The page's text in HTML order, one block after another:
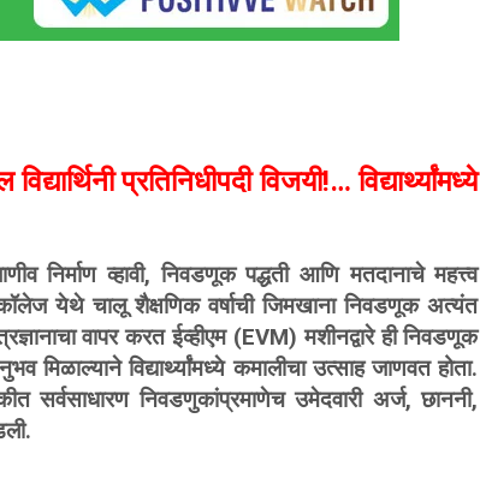
प्रतिनिधीपदी विजयी!… विद्यार्थ्यांमध्ये
निर्माण व्हावी, निवडणूक पद्धती आणि मतदानाचे महत्त्व
येथे चालू शैक्षणिक वर्षाची जिमखाना निवडणूक अत्यंत
वापर करत ईव्हीएम (EVM) मशीनद्वारे ही निवडणूक
मिळाल्याने विद्यार्थ्यांमध्ये कमालीचा उत्साह जाणवत होता.
सर्वसाधारण निवडणुकांप्रमाणेच उमेदवारी अर्ज, छाननी,